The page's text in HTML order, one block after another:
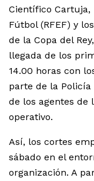
Científico Cartuja,
Fútbol (RFEF) y
de la Copa del
llegada de los
14.00 horas con
parte de la
de los agentes de
operativo.
Así, los cortes
sábado en el
organización. A